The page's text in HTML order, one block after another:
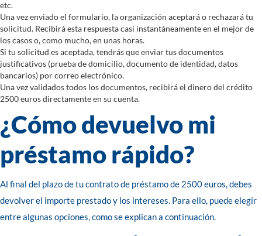
etc.
Una vez enviado el formulario, la organización aceptará o rechazará tu
solicitud. Recibirá esta respuesta casi instantáneamente en el mejor de
los casos o, como mucho, en unas horas.
Si tu solicitud es aceptada, tendrás que enviar tus documentos
justificativos (prueba de domicilio, documento de identidad, datos
bancarios) por correo electrónico.
Una vez validados todos los documentos, recibirá el dinero del crédito
2500 euros directamente en su cuenta.
¿Cómo devuelvo mi
préstamo rápido?
Al final del plazo de tu contrato de préstamo de 2500 euros, debes
devolver el importe prestado y los intereses. Para ello, puede elegir
entre algunas opciones, como se explican a continuación.